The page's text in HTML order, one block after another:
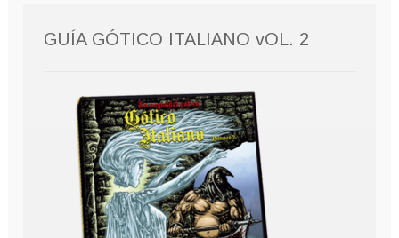
GUÍA GÓTICO ITALIANO vOL. 2